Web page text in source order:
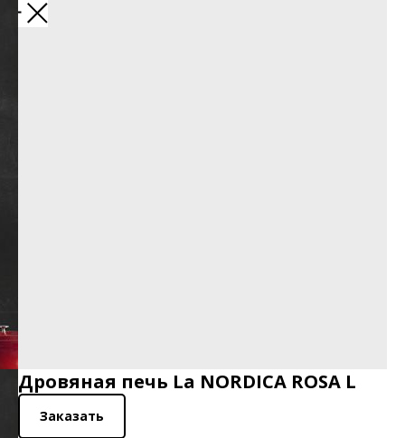
Дровяная печь La NORDICA ROSA L
Заказать